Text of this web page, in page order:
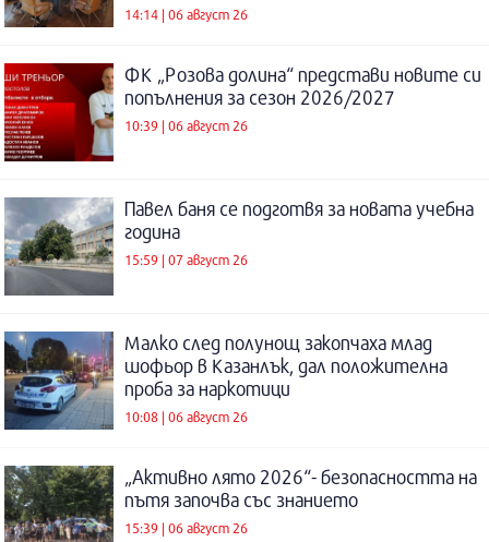
14:14 | 06 август 26
ФК „Розова долина“ представи новите си
попълнения за сезон 2026/2027
10:39 | 06 август 26
Павел баня се подготвя за новата учебна
година
15:59 | 07 август 26
Малко след полунощ закопчаха млад
шофьор в Казанлък, дал положителна
проба за наркотици
10:08 | 06 август 26
„Активно лято 2026“- безопасността на
пътя започва със знанието
15:39 | 06 август 26